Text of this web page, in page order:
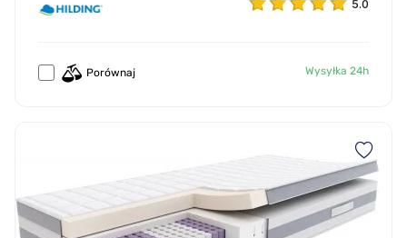
5.0
Porównaj Wysyłka 24h